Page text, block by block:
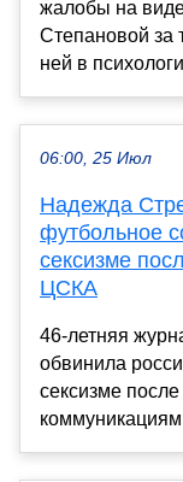
жалобы на
Степановой за
ней в
06:00, 25 Июл
Надежда
футбольное
сексизме
ЦСКА
46-летняя
обвинила
сексизме